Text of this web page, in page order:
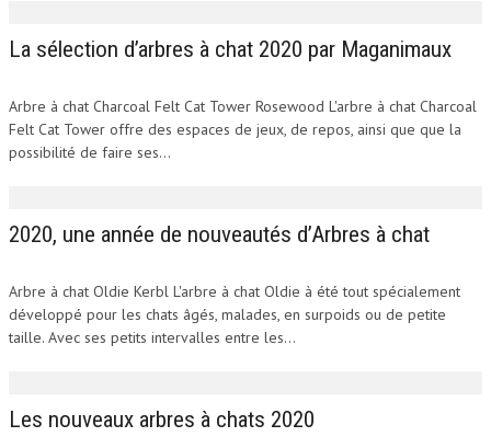
La sélection d’arbres à chat 2020 par Maganimaux
Arbre à chat Charcoal Felt Cat Tower Rosewood L'arbre à chat Charcoal
Felt Cat Tower offre des espaces de jeux, de repos, ainsi que que la
possibilité de faire ses...
2020, une année de nouveautés d’Arbres à chat
Arbre à chat Oldie Kerbl L'arbre à chat Oldie à été tout spécialement
développé pour les chats âgés, malades, en surpoids ou de petite
taille. Avec ses petits intervalles entre les...
Les nouveaux arbres à chats 2020